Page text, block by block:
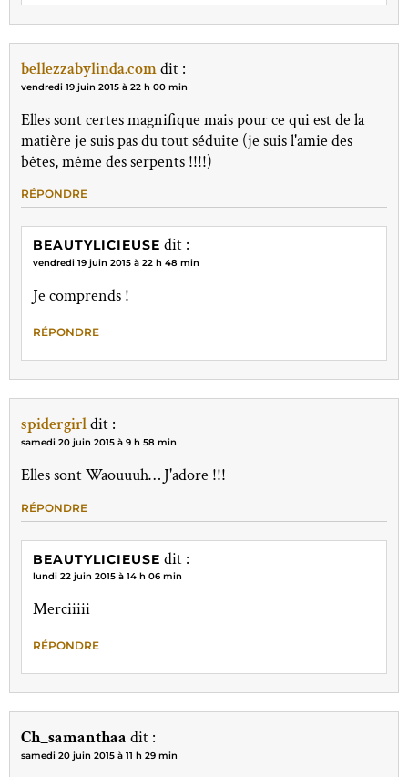
bellezzabylinda.comdit :
vendredi 19 juin 2015 à 22 h 00 min
Elles sont certes magnifique mais pour ce qui est de la
matière je suis pas du tout séduite (je suis l'amie des
bêtes, même des serpents !!!!)
RÉPONDRE
BEAUTYLICIEUSE dit :
vendredi 19 juin 2015 à 22 h 48 min
Je comprends !
RÉPONDRE
spidergirldit :
samedi 20 juin 2015 à 9 h 58 min
Elles sont Waouuuh… J'adore !!!
RÉPONDRE
BEAUTYLICIEUSE dit :
lundi 22 juin 2015 à 14 h 06 min
Merciiiii
RÉPONDRE
Ch_samanthaa dit :
samedi 20 juin 2015 à 11 h 29 min